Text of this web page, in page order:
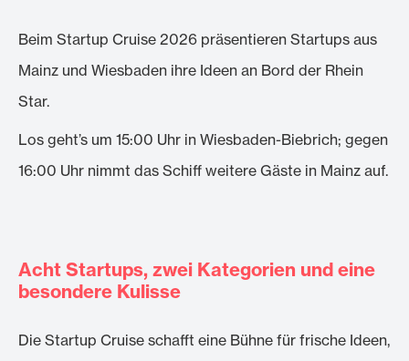
Beim Startup Cruise 2026 präsentieren Startups aus
Mainz und Wiesbaden ihre Ideen an Bord der Rhein
Star.
Los geht’s um 15:00 Uhr in Wiesbaden-Biebrich; gegen
16:00 Uhr nimmt das Schiff weitere Gäste in Mainz auf.
Acht Startups, zwei Kategorien und eine
besondere Kulisse
Die Startup Cruise schafft eine Bühne für frische Ideen,